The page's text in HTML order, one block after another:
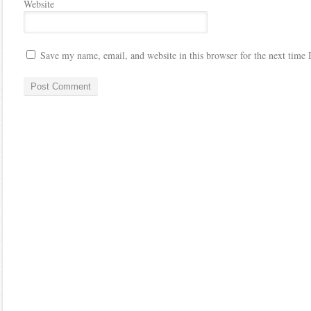
Website
Save my name, email, and website in this browser for the next time